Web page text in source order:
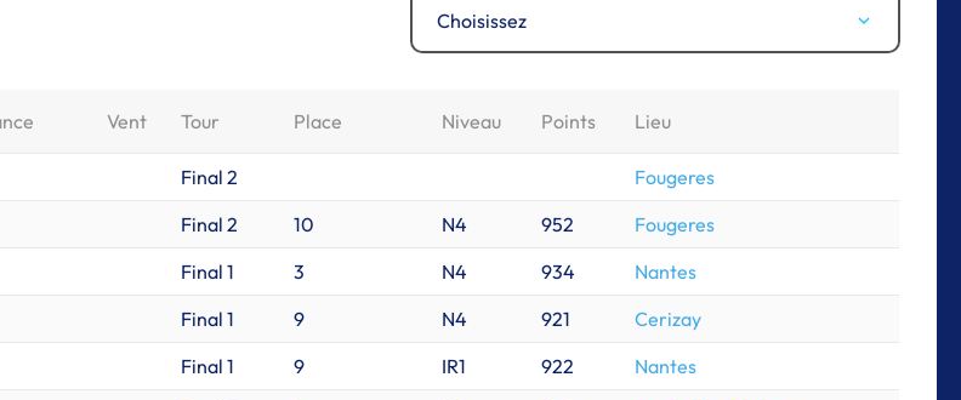
Choisissez
Vent Tour Place Niveau Points Lieu
Final 2
Fougeres
Final 2 10 N4 952
Fougeres
Final 1 3 N4 934
Nantes
Final 1 9 N4 921
Cerizay
Final 1 9 IR1 922
Nantes